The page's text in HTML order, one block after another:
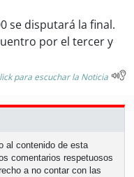
se disputará la final.
por el tercer y
para escuchar la Noticia
al contenido de esta
comentarios respetuosos
a no contar con las